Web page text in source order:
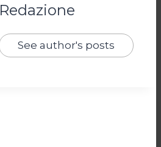
Redazione
See author's posts